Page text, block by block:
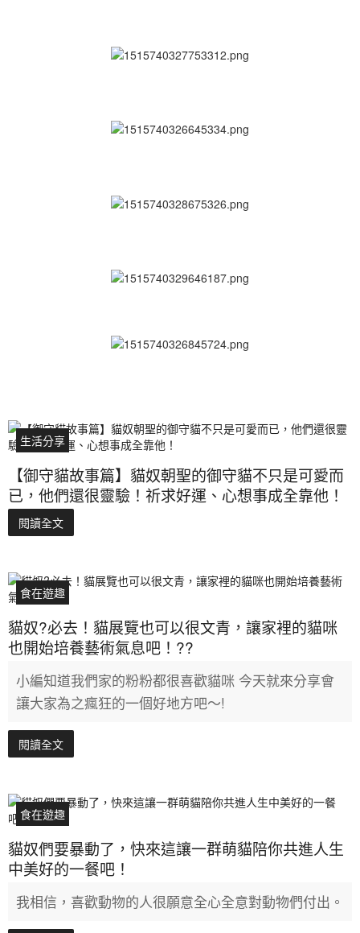
生活分享
【御守貓故事篇】貓奴朝聖的御守貓不只是可愛而
已，他們還很靈驗！祈求好運、心想事成全靠他！
閱讀全文
食在遊趣
貓奴?必去！貓展覽也可以很文青，讓家裡的貓咪
也開始培養藝術氣息吧！??
小編知道我們家的粉粉都很喜歡貓咪 今天就來分享會
讓大家為之瘋狂的一個好地方吧～!
閱讀全文
食在遊趣
貓奴們要暴動了，快來這讓一群萌貓陪你共進人生
中美好的一餐吧！
我相信，喜歡動物的人很願意全心全意對動物們付出。